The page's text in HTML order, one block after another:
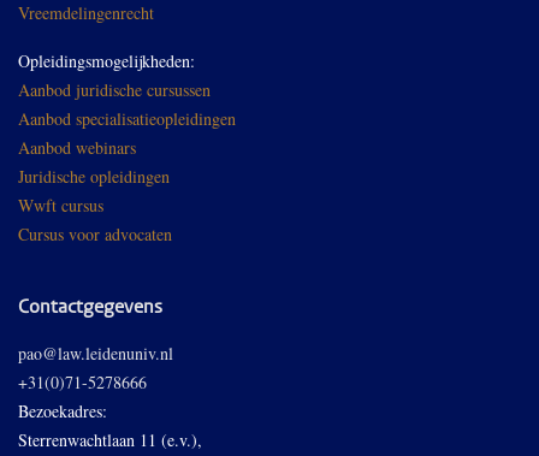
Vreemdelingenrecht
Opleidingsmogelijkheden:
Aanbod juridische cursussen
Aanbod specialisatieopleidingen
Aanbod webinars
Juridische opleidingen
Wwft cursus
Cursus voor advocaten
Contactgegevens
pao@law.leidenuniv.nl
+31(0)71-5278666
Bezoekadres:
Sterrenwachtlaan 11 (e.v.),